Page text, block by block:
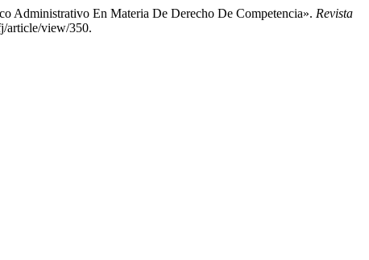
Administrativo En Materia De Derecho De Competencia». Revista
article/view/350.